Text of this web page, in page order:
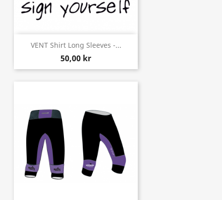
VENT Shirt Long Sleeves -...
50,00 kr